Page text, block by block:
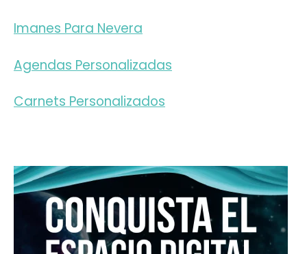
Imanes Para Nevera
Agendas Personalizadas
Carnets Personalizados